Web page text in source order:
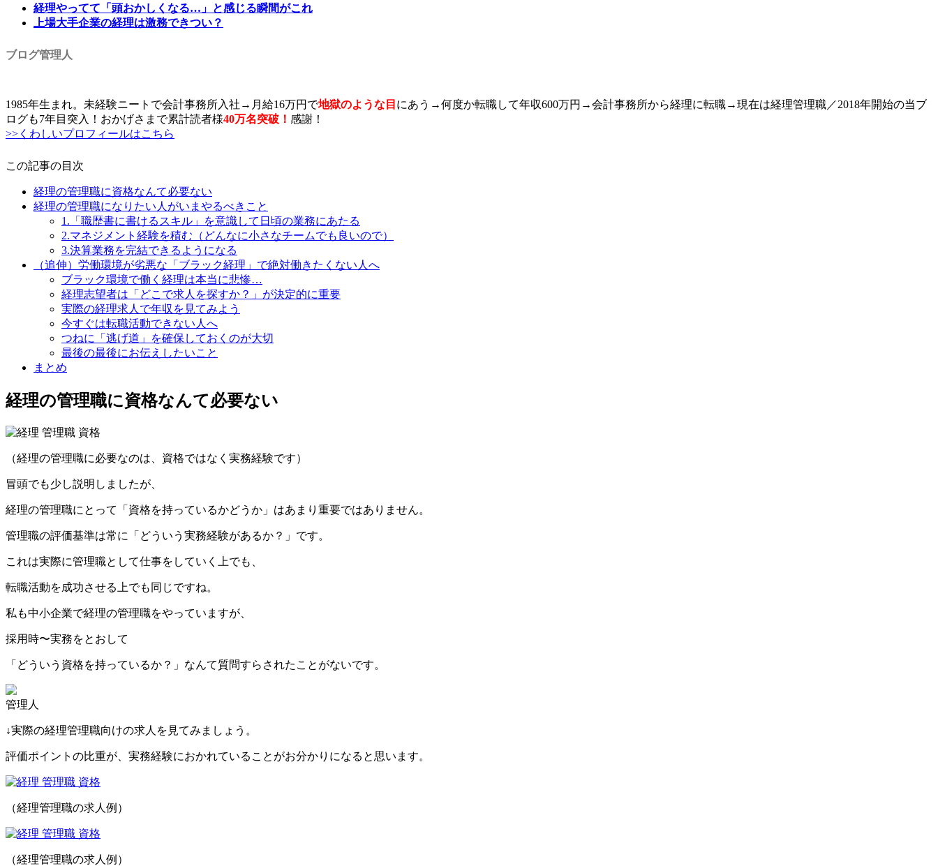
経理やってて「頭おかしくなる…」と感じる瞬間がこれ
上場大手企業の経理は激務できつい？
ブログ管理人
1985年生まれ。未経験ニートで会計事務所入社→月給16万円で地獄のような目 にあう→何度か転職して年収600万円→会計事務所から経理に転職→現在は経理管理職／2018年開始の当ブ
ログも7年目突入！おかげさまで累計読者様40万名突破 ！ 感謝！
>>くわしいプロフィールはこちら
この記事の目次
経理の管理職に資格なんて必要ない
経理の管理職になりたい人がいまやるべきこと
1.「職歴書に書けるスキル」を意識して日頃の業務にあたる
2.マネジメント経験を積む（どんなに小さなチームでも良いので）
3.決算業務を完結できるようになる
（追伸）労働環境が劣悪な「ブラック経理」で絶対働きたくない人へ
ブラック環境で働く経理は本当に悲惨…
経理志望者は「どこで求人を探すか？」が決定的に重要
実際の経理求人で年収を見てみよう
今すぐは転職活動できない人へ
つねに「逃げ道」を確保しておくのが大切
最後の最後にお伝えしたいこと
まとめ
経理の管理職に資格なんて必要ない
（経理の管理職に必要なのは、資格ではなく実務経験です）
冒頭でも少し説明しましたが、
経理の管理職にとって「資格を持っているかどうか」はあまり重要ではありません。
管理職の評価基準は常に「どういう実務経験があるか？」です。
これは実際に管理職として仕事をしていく上でも、
転職活動を成功させる上でも同じですね。
私も中小企業で経理の管理職をやっていますが、
採用時〜実務をとおして
「どういう資格を持っているか？」なんて質問すらされたことがないです。
管理人
↓実際の経理管理職向けの求人を見てみましょう。
評価ポイントの比重が、実務経験におかれていることがお分かりになると思います。
（経理管理職の求人例）
（経理管理職の求人例）